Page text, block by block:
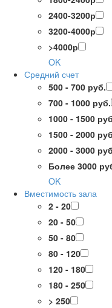
2400-3200р
3200-4000р
>4000р
OK
Средний счет
500 - 700 руб.
700 - 1000 руб.
1000 - 1500
1500 - 2000
2000 - 3000
Более 3000
OK
Вместимость зала
2 - 20
20 - 50
50 - 80
80 - 120
120 - 180
180 - 250
> 250